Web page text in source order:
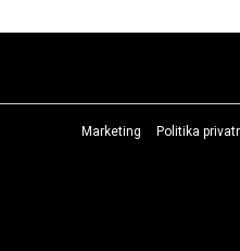
Marketing Politika